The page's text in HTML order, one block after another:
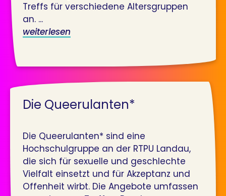
Treffs für verschiedene Altersgruppen
an. ...
weiterlesen
Die Queerulanten*
Die Queerulanten* sind eine
Hochschulgruppe an der RTPU Landau,
die sich für sexuelle und geschlechte
Vielfalt einsetzt und für Akzeptanz und
Offenheit wirbt. Die Angebote umfassen